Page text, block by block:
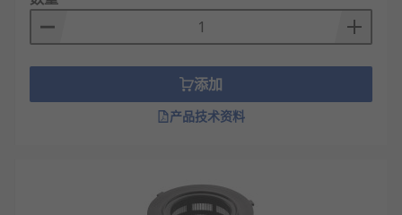
集尘袋：袋式吸尘器核心部件，用于过滤粉
尘、储存垃圾并回收物料。
滤网/滤芯：过滤空气中细小灰尘，可搭配HEPA
滤网提升净化效果，需定期清洁更换。
多功能吸嘴：适配缝隙、角落等狭小区域，实
等，满足不同场景清洁需求。
添加
产品技术资料